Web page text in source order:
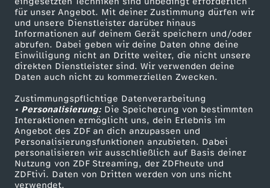
für unser Angebot. Mit deiner Zustimmung dürfen wir
und unsere Dienstleister darüber hinaus
Informationen auf deinem Gerät speichern und/oder
abrufen. Dabei geben wir deine Daten ohne deine
Einwilligung nicht an Dritte weiter, die nicht unsere
direkten Dienstleister sind. Wir verwenden deine
Daten auch nicht zu kommerziellen Zwecken.
Zustimmungspflichtige Datenverarbeitung
• Personalisierung:Die Speicherung von bestimmten
Interaktionen ermöglicht uns, dein Erlebnis im
Angebot des ZDF an dich anzupassen und
Personalisierungsfunktionen anzubieten. Dabei
personalisieren wir ausschließlich auf Basis deiner
Nutzung von ZDF Streaming, der ZDFheute und
ZDFtivi. Daten von Dritten werden von uns nicht
verwendet.
d
e
r
K
R
A
S
Mehr ZDF
ZDF-Apps
Smart TV
ZDFtext
Livestreams
Sendungen A-Z
TV-Programm
Service
ZDFmitreden
Kontakt zum ZDF
Tickets
Zuschauerservice
Hilfe